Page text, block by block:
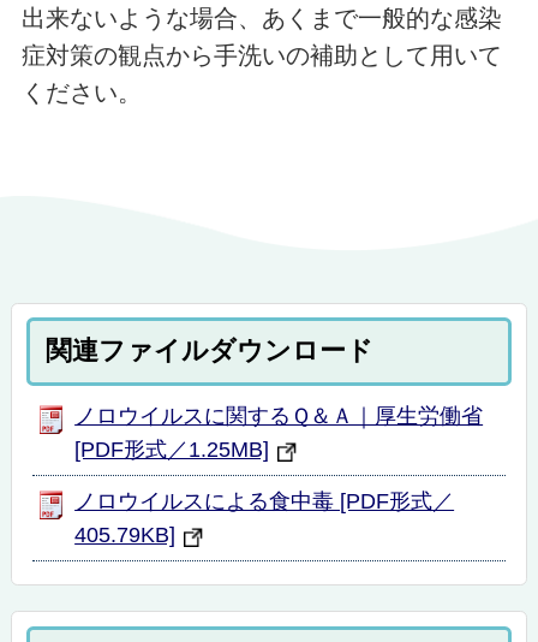
出来ないような場合、あくまで一般的な感染
症対策の観点から手洗いの補助として用いて
ください。
関連ファイルダウンロード
ノロウイルスに関するＱ＆Ａ｜厚生労働省
[PDF形式／1.25MB]
ノロウイルスによる食中毒 [PDF形式／
405.79KB]